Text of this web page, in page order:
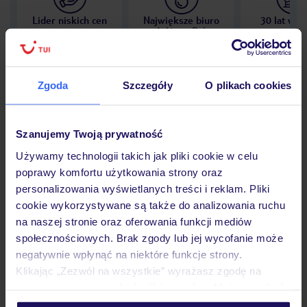
Zgoda Szczegóły O plikach cookies
Szanujemy Twoją prywatność
Używamy technologii takich jak pliki cookie w celu
poprawy komfortu użytkowania strony oraz
personalizowania wyświetlanych treści i reklam. Pliki
cookie wykorzystywane są także do analizowania ruchu
na naszej stronie oraz oferowania funkcji mediów
społecznościowych. Brak zgody lub jej wycofanie może
negatywnie wpłynąć na niektóre funkcje strony.
Klikając „Zezwól na wszystkie” wyrażasz zgodę na
personalizować swój wybór wchodząc w zakładkę
Lider niskich cen
Największe biuro
podróży w Polsce
30 lat w
Opinie
Pokoje
Wyżywienie